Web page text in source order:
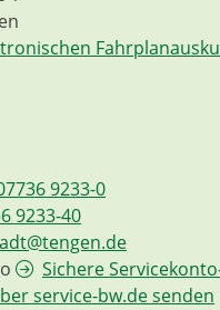
9233-0
9233-40
Sichere
service-bw.de senden